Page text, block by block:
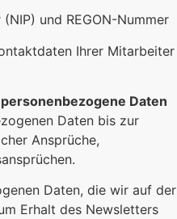
und REGON-Nummer
Ihrer Mitarbeiter
Daten
Daten bis zur
Ansprüche,
Daten, die wir auf der
Erhalt des Newsletters